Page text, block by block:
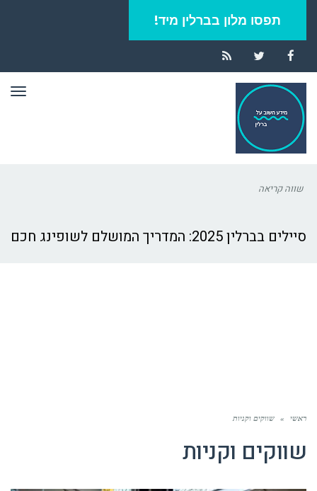
תפסו מלון בברלין מיד!
Facebook
Twitter
RSS
שווה קריאה
סיילים בברלין 2025: המדריך המושלם לשופינג חכם
ראשי » שווקים וקניות
שווקים וקניות